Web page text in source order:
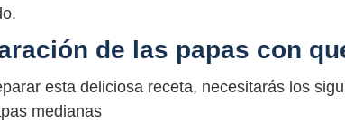
de las papas con
esta deliciosa receta, necesitarás los
medianas